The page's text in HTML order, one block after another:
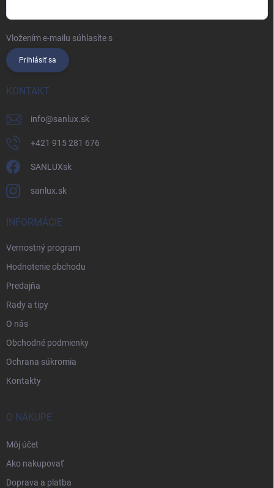
Vložením e-mailu súhlasíte s
Prihlásiť sa
KONTAKT
info@sanlux.sk
+421 915 281 676
SANLUXsk
sanlux.sk
INFORMÁCIE
Vernostný program
Hodnotenie obchodu
Predajňa
Rady a tipy
O nás
Obchodné podmienky
Ochrana súkromia
Kontakty
O NÁKUPE
Môj účet
Ako nakupovať
Doprava a platba